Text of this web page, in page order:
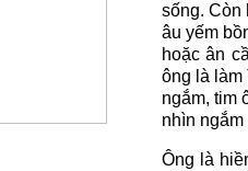
sống. Còn
âu yếm
hoặc ân
ông là làm
ngắm, tim
nhìn ngắm
Ông là